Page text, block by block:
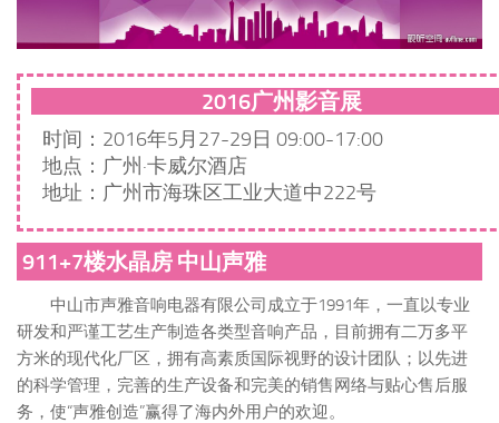
2016广州影音展
时间：2016年5月27-29日 09:00-17:00
地点：广州·卡威尔酒店
地址：广州市海珠区工业大道中222号
911+7楼水晶房 中山声雅
中山市声雅音响电器有限公司成立于1991年，一直以专业
研发和严谨工艺生产制造各类型音响产品，目前拥有二万多平
方米的现代化厂区，拥有高素质国际视野的设计团队；以先进
的科学管理，完善的生产设备和完美的销售网络与贴心售后服
务，使“声雅创造”赢得了海内外用户的欢迎。